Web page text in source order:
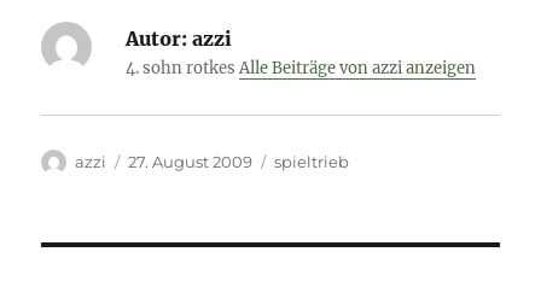
Autor: azzi
4. sohn rotkesAlle Beiträge von azzi anzeigen
Autor
azzi
Veröffentlicht
27. August 2009 Kategorien
spieltrieb